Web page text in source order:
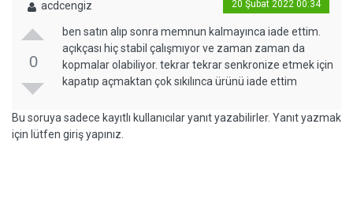
acdcengiz 20 Şubat 2022 00:34
0
ben satın alıp sonra memnun kalmayınca iade ettim.
açıkçası hiç stabil çalışmıyor ve zaman zaman da
kopmalar olabiliyor. tekrar tekrar senkronize etmek için
kapatıp açmaktan çok sıkılınca ürünü iade ettim
Bu soruya sadece kayıtlı kullanıcılar yanıt yazabilirler. Yanıt yazmak
için lütfen giriş yapınız.